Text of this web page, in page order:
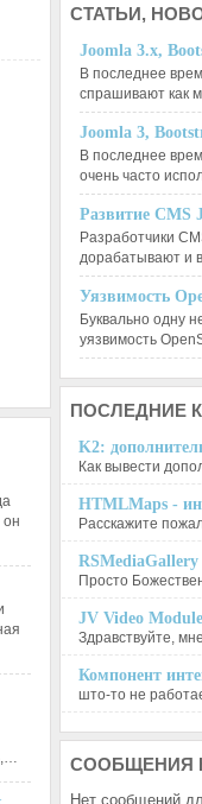
он
СТАТЬИ,
Joomla 3.x,
В последнее
спрашивают как
Joomla 3,
В последнее
очень часто
Развитие CMS
Разработчики
дорабатывают и
Уязвимость
Буквально одну
уязвимость
ПОСЛЕДНИЕ
K2:
Как вывести
HTMLMaps -
Расскажите
RSMediaGallery
Просто
JV Video Module
Здравствуйте,
Компонент
што-то не
СООБЩЕНИЯ
Нет сообщений